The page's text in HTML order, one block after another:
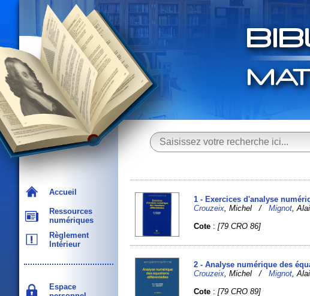
Accueil
Ressources
numériques
Règlement
Intérieur
Espace
1 - Exercices d'analyse
Crouzeix , Michel /Mignot ,
Cote :[79 CRO 86]
2 - Analyse numérique des
Crouzeix , Michel /Mignot ,
Cote :[79 CRO 89]